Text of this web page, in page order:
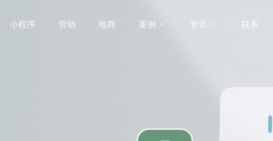
小程序 营销 电商 案例 资讯 联系